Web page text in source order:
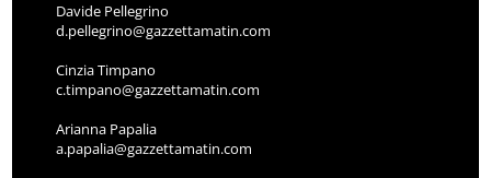
Davide Pellegrino
d.pellegrino@gazzettamatin.com
Cinzia Timpano
c.timpano@gazzettamatin.com
Arianna Papalia
a.papalia@gazzettamatin.com